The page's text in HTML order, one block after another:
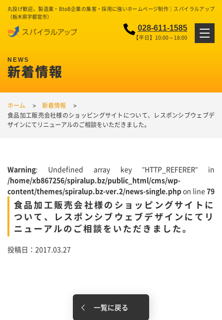
丸投げ歓迎。製造業・BtoB企業の集客・採用に強いホームページ制作｜スパイラルアップ
（栃木県宇都宮市）
028-611-1585
【平日】10:00～18:00
新着情報
ホーム
新着情報
食品加工販売会社様のショッピングサイトについて、レスポンシブウェブデ
ザインにてリニューアルのご相談をいただきました。
Warning: Undefined array key "HTTP_REFERER" in
/home/xb867256/spiralup.bz/public_html/cms/wp-
content/themes/spiralup.bz-ver.2/news-single.phpon line79
食品加工販売会社様のショッピングサイトに
ついて、レスポンシブウェブデザインにてリ
ニューアルのご相談をいただきました。
投稿日：2017.03.27
一覧に戻る